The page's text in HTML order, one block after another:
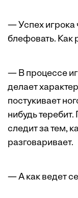
— Успех игрока
блефовать. Как
— В процессе
делает
постукивает
нибудь
следит за тем,
разговаривает.
— А как ведет